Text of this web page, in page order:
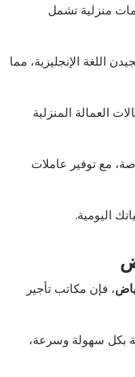
منزلية تشمل
اللغة الإنجليزية، مما
العمالة المنزلية
مع توفير عاملات
اليومية.
، فإن مكاتب تأجير
بكل سهولة وسرعة،